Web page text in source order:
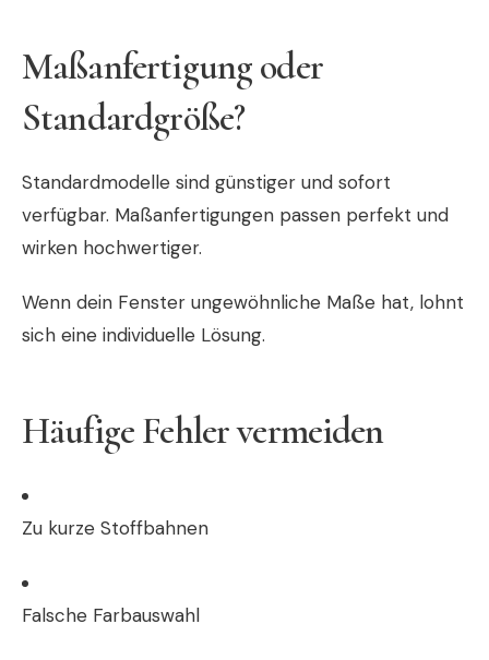
Maßanfertigung oder
Standardgröße?
Standardmodelle sind günstiger und sofort
verfügbar. Maßanfertigungen passen perfekt und
wirken hochwertiger.
Wenn dein Fenster ungewöhnliche Maße hat, lohnt
sich eine individuelle Lösung.
Häufige Fehler vermeiden
Zu kurze Stoffbahnen
Falsche Farbauswahl